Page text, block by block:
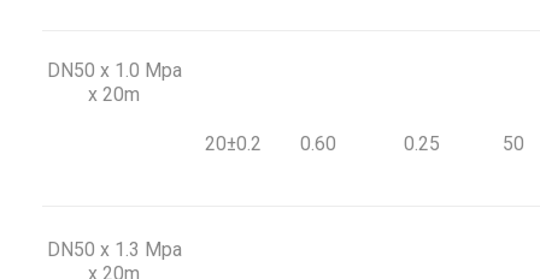
DN50 x 1.0 Mpa
x 20m
20±0.2 0.60 0.25 50
DN50 x 1.3 Mpa
x 20m